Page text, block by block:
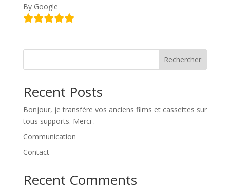
By Google
Rechercher
Recent Posts
Bonjour, je transfère vos anciens films et cassettes sur
tous supports. Merci .
Communication
Contact
Recent Comments